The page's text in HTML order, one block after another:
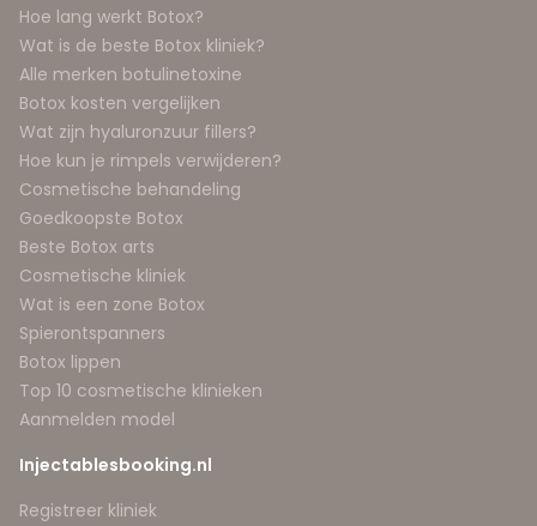
Hoe lang werkt Botox?
Wat is de beste Botox kliniek?
Alle merken botulinetoxine
Botox kosten vergelijken
Wat zijn hyaluronzuur fillers?
Hoe kun je rimpels verwijderen?
Cosmetische behandeling
Goedkoopste Botox
Beste Botox arts
Cosmetische kliniek
Wat is een zone Botox
Spierontspanners
Botox lippen
Top 10 cosmetische klinieken
Aanmelden model
Injectablesbooking.nl
Registreer kliniek